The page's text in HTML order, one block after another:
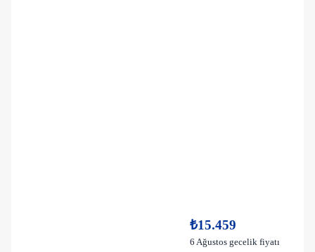
₺15.459
6 Ağustos gecelik fiyatı